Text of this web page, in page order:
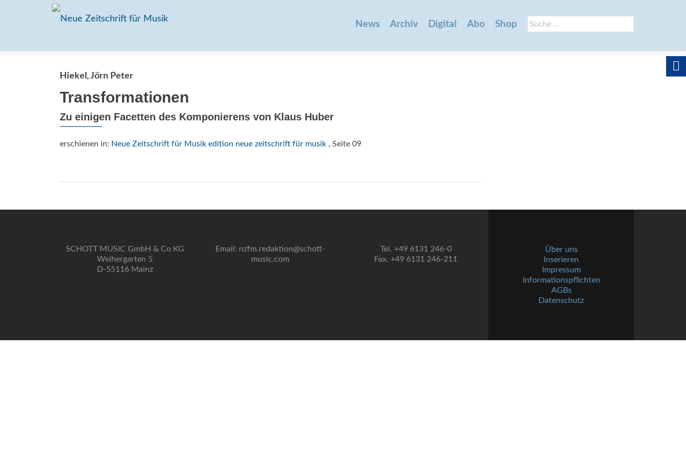
Suche
nach:
News Archiv Digital Abo Shop
Hiekel, Jörn Peter
Transformationen
Zu einigen Facetten des Komponierens von Klaus Huber
erschienen in: Neue Zeitschrift für Musik edition neue zeitschrift für musik , Seite 09
SCHOTT MUSIC GmbH & Co KG
Weihergarten 5
D-55116 Mainz
Email: nzfm.redaktion@schott-
music.com
Tel. +49 6131 246-0
Fax. +49 6131 246-211
Über uns
Inserieren
Impressum
Informationspflichten
AGBs
Datenschutz